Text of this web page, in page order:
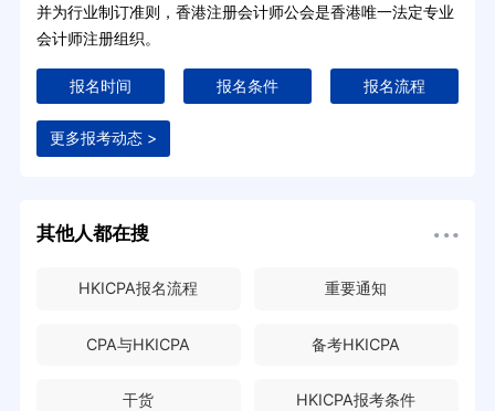
并为行业制订准则，香港注册会计师公会是香港唯一法定专业
会计师注册组织。
报名时间 报名条件 报名流程
更多报考动态 >
其他人都在搜
HKICPA报名流程 重要通知
CPA与HKICPA 备考HKICPA
干货 HKICPA报考条件